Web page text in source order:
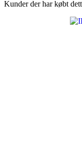
Kunder der har købt